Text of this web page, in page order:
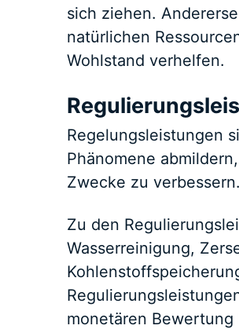
sich ziehen.
natürlichen
Wohlstand verhelfen.
Regelungsleistungen
Phänomene
Zwecke zu verbessern.
Zu den
Wasserreinigung,
monetären